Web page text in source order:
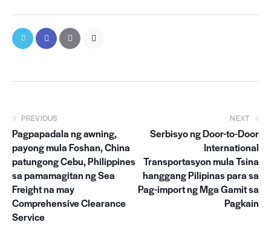
PREVIOUS
Pagpapadala ng awning,
payong mula Foshan, China
patungong Cebu, Philippines
sa pamamagitan ng Sea
Freight na may
Comprehensive Clearance
Service
NEXT
Serbisyo ng Door-to-Door
International
Transportasyon mula Tsina
hanggang Pilipinas para sa
Pag-import ng Mga Gamit sa
Pagkain